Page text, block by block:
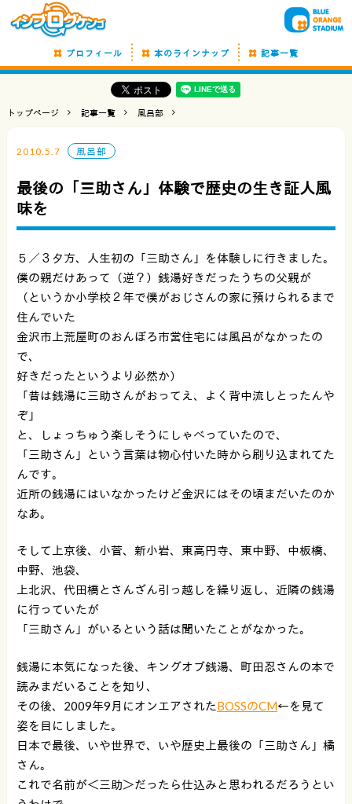
プロフィール 本のラインナップ 記事一覧
トップページ 記事一覧 風呂部
2010.5.7 風呂部
最後の「三助さん」体験で歴史の生き証人風
味を
５／３夕方、人生初の「三助さん」を体験しに行きました。
僕の親だけあって（逆？）銭湯好きだったうちの父親が
（というか小学校２年で僕がおじさんの家に預けられるまで
住んでいた
金沢市上荒屋町のおんぼろ市営住宅には風呂がなかったの
で、
好きだったというより必然か）
「昔は銭湯に三助さんがおってえ、よく背中流しとったんや
ぞ」
と、しょっちゅう楽しそうにしゃべっていたので、
「三助さん」という言葉は物心付いた時から刷り込まれてた
んです。
近所の銭湯にはいなかったけど金沢にはその頃まだいたのか
なあ。
そして上京後、小菅、新小岩、東高円寺、東中野、中板橋、
中野、池袋、
上北沢、代田橋とさんざん引っ越しを繰り返し、近隣の銭湯
に行っていたが
「三助さん」がいるという話は聞いたことがなかった。
銭湯に本気になった後、キングオブ銭湯、町田忍さんの本で
読みまだいることを知り、
その後、2009年9月にオンエアされたBOSSのCM←を見て
姿を目にしました。
日本で最後、いや世界で、いや歴史上最後の「三助さん」橘
さん。
これで名前が＜三助＞だったら仕込みと思われるだろうとい